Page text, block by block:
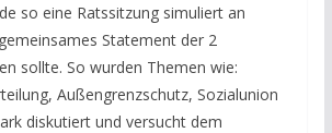
so eine Ratssitzung simuliert an
Statement der 2
sollte. So wurden Themen wie:
Außengrenzschutz, Sozialunion
diskutiert und versucht dem